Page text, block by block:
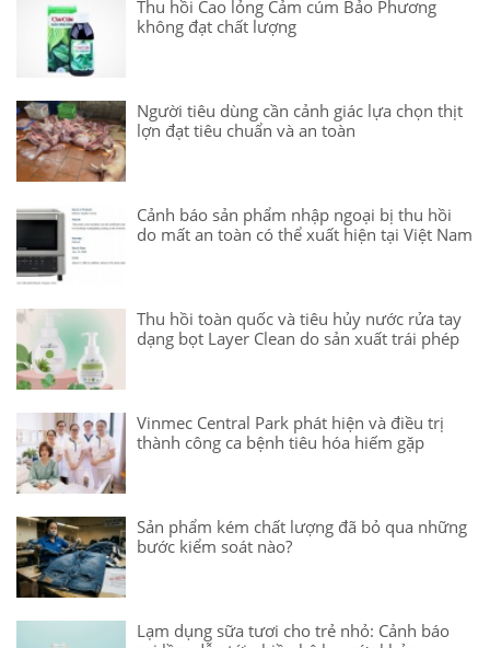
Thu hồi Cao lỏng Cảm cúm Bảo Phương
không đạt chất lượng
Người tiêu dùng cần cảnh giác lựa chọn thịt
lợn đạt tiêu chuẩn và an toàn
Cảnh báo sản phẩm nhập ngoại bị thu hồi
do mất an toàn có thể xuất hiện tại Việt Nam
Thu hồi toàn quốc và tiêu hủy nước rửa tay
dạng bọt Layer Clean do sản xuất trái phép
Vinmec Central Park phát hiện và điều trị
thành công ca bệnh tiêu hóa hiếm gặp
Sản phẩm kém chất lượng đã bỏ qua những
bước kiểm soát nào?
Lạm dụng sữa tươi cho trẻ nhỏ: Cảnh báo